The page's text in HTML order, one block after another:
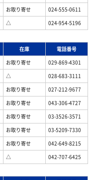
お取り寄せ
024-555-0611
△ 024-954-5196
在庫
電話番号
お取り寄せ
029-869-4301
△
028-683-3111
お取り寄せ
027-212-9677
お取り寄せ
043-306-4727
お取り寄せ
03-3526-3571
お取り寄せ
03-5209-7330
お取り寄せ
042-649-8215
△ 042-707-6425